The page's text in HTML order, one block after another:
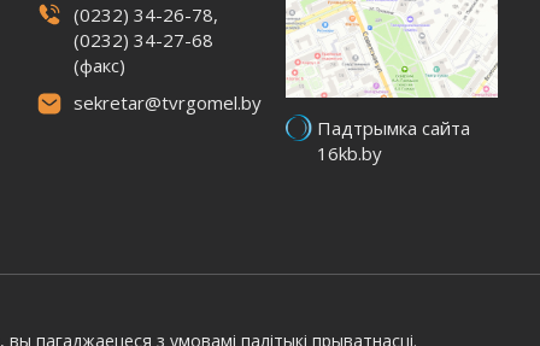
(0232) 34-26-78,
(0232) 34-27-68
(факс)
sekretar@tvrgomel.by
Падтрымка сайта
16kb.by
пагаджаецеся з умовамі палітыкі прыватнасці.